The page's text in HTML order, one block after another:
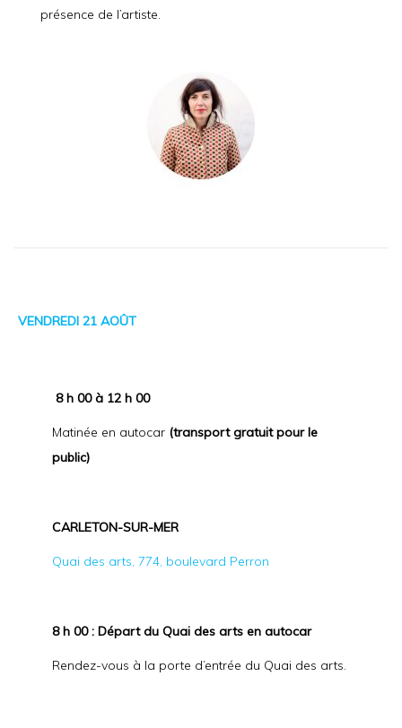
présence de l’artiste.
VENDREDI 21 AOÛT
8 h 00 à 12 h 00
Matinée en autocar(transport gratuit pour le
public)
CARLETON-SUR-MER
Quai des arts, 774, boulevard Perron
8 h 00 : Départ du Quai des arts en autocar
Rendez-vous à la porte d’entrée du Quai des arts.